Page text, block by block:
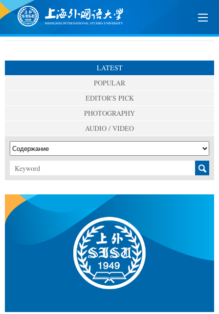
LATEST
POPULAR
EDITOR'S PICK
PHOTOGRAPHY
AUDIO / VIDEO